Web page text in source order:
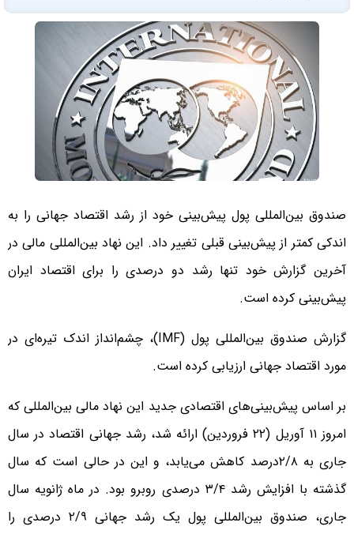
صندوق بین‌المللی پول پیش‌بینی خود از رشد اقتصاد جهانی را به
اندکی کمتر از پیش‌بینی قبلی تغییر داد. این نهاد بین‌المللی مالی در
آخرین گزارش خود تنها رشد دو درصدی را برای اقتصاد ایران
پیش‌بینی کرده است.
گزارش صندوق بین‌المللی پول (IMF)، چشم‌انداز اندک تیره‌ای در
مورد اقتصاد جهانی ارزیابی کرده است.
بر اساس پیش‌بینی‌های اقتصادی جدید این نهاد مالی بین‌المللی که
امروز ۱۱ آوریل (۲۲ فروردین) ارائه شد، رشد جهانی اقتصاد در سال
جاری به ۲/۸درصد کاهش می‌یابد، و این در حالی است که سال
گذشته با افزایش رشد ۳/۴ درصدی روبرو بود. در ماه ژانویه سال
جاری، صندوق بین‌المللی پول یک رشد جهانی ۲/۹ درصدی را